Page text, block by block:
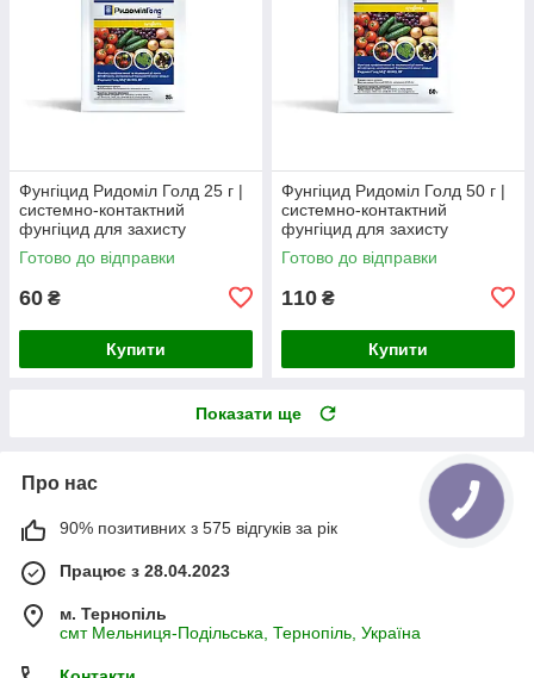
Фунгіцид Ридоміл Голд 25 г |
системно-контактний
фунгіцид для захисту
картоплі, томатів, огірків та
винограду
Готово до відправки
60 ₴
Купити
Фунгіцид Ридоміл Голд 50 г |
системно-контактний
фунгіцид для захисту
картоплі, томатів, огірків та
винограду
Готово до відправки
110 ₴
Купити
Показати ще
Про нас
90% позитивних з 575 відгуків за рік
Працює з 28.04.2023
м. Тернопіль
смт Мельниця-Подільська, Тернопіль, Україна